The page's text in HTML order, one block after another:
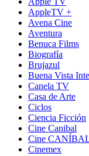
AppleTV +
Avena Cine
Aventura
Benuca Films
Biografía
Brujazul
Buena Vista
Canela TV
Casa de Arte
Ciclos
Ciencia Ficción
Cine Canibal
Cine
Cinemex